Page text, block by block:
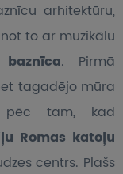
arhitektūru,
to ar muzikālu
. Pirmā
tagadējo mūra
pēc tam, kad
Romas katoļu
centrs. Plašs